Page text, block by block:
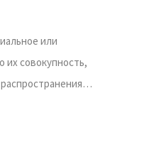
или
их совокупность,